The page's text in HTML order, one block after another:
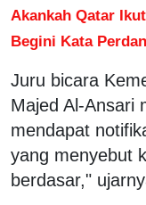
Akankah Qatar
Begini Kata
Juru bicara
Majed Al-Ansari
mendapat
yang menyebut
berdasar,"